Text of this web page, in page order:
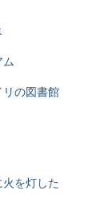
リの図書館
を灯した